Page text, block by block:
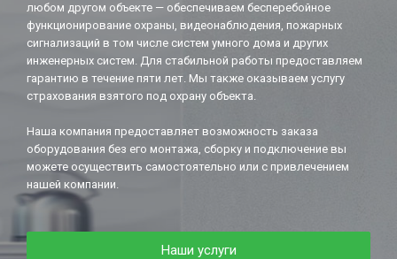
любом другом объекте — обеспечиваем бесперебойное
функционирование охраны, видеонаблюдения, пожарных
сигнализаций в том числе систем умного дома и других
инженерных систем. Для стабильной работы предоставляем
гарантию в течение пяти лет. Мы также оказываем услугу
страхования взятого под охрану объекта.
Наша компания предоставляет возможность заказа
оборудования без его монтажа, сборку и подключение вы
можете осуществить самостоятельно или с привлечением
нашей компании.
Наши услуги